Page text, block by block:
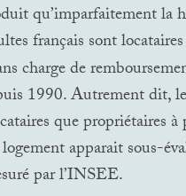
qu’imparfaitement la
français sont
charge de
1990. Autrement dit,
que propriétaires
apparait sous-
par l’INSEE.